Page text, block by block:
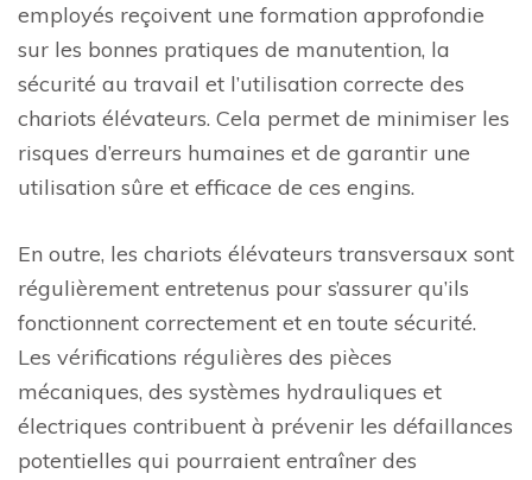
employés reçoivent une formation approfondie
sur les bonnes pratiques de manutention, la
sécurité au travail et l’utilisation correcte des
chariots élévateurs. Cela permet de minimiser les
risques d’erreurs humaines et de garantir une
utilisation sûre et efficace de ces engins.
En outre, les chariots élévateurs transversaux sont
régulièrement entretenus pour s’assurer qu’ils
fonctionnent correctement et en toute sécurité.
Les vérifications régulières des pièces
mécaniques, des systèmes hydrauliques et
électriques contribuent à prévenir les défaillances
potentielles qui pourraient entraîner des